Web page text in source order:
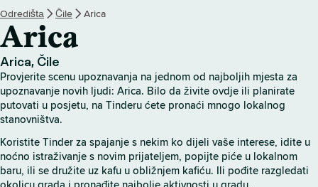
e
Odredištа Čile Arica
Arica
Arica, Čile
Provjerite scenu upoznavanja na jednom od najboljih mjesta za
upoznavanje novih ljudi: Arica. Bilo da živite ovdje ili planirate
putovati u posjetu, na Tinderu ćete pronaći mnogo lokalnog
stanovništva.
Koristite Tinder za spajanje s nekim ko dijeli vaše interese, idite u
noćno istraživanje s novim prijateljem, popijte piće u lokalnom
baru, ili se družite uz kafu u obližnjem kafiću. Ili pođite razgledati